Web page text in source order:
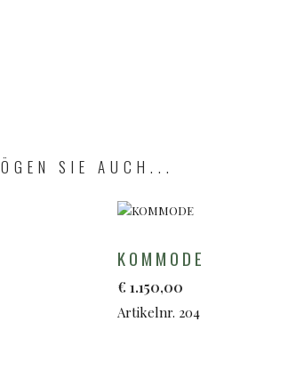
SIE AUCH...
KOMMODE
€ 1.150,00
Artikelnr. 204